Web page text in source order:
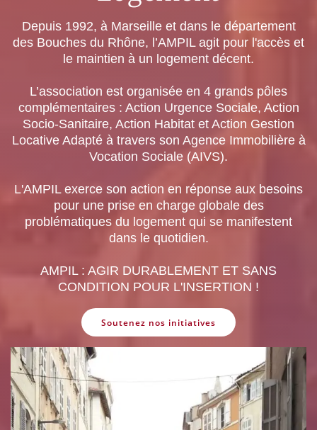
Depuis 1992, à Marseille et dans le département
des Bouches du Rhône, l’AMPIL agit pour l'accès et
le maintien à un logement décent.
L’association est organisée en 4 grands pôles
complémentaires : Action Urgence Sociale, Action
Socio-Sanitaire, Action Habitat et Action Gestion
Locative Adapté à travers son Agence Immobilière à
Vocation Sociale (AIVS).
L'AMPIL exerce son action en réponse aux besoins
pour une prise en charge globale des
problématiques du logement qui se manifestent
dans le quotidien.
AMPIL : AGIR DURABLEMENT ET SANS
CONDITION POUR L'INSERTION !
Soutenez nos initiatives